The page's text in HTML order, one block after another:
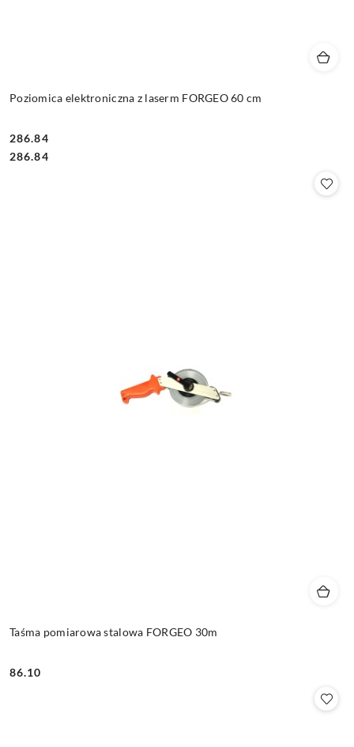
Poziomica elektroniczna z laserm FORGEO 60 cm
Cena:
286.84
Cena:
286.84
Taśma pomiarowa stalowa FORGEO 30m
Cena:
86.10